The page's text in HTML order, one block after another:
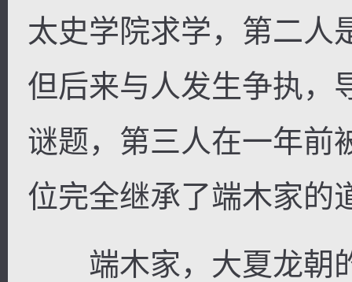
太史学院求学，第二人
但后来与人发生争执，
谜题，第三人在一年前
位完全继承了端木家的
端木家，大夏龙朝